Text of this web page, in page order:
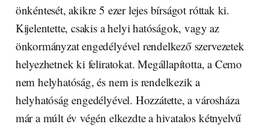
önkéntesét, akikre 5 ezer lejes bírságot róttak ki.
Kijelentette, csakis a helyi hatóságok, vagy az
önkormányzat engedélyével rendelkező szervezetek
helyezhetnek ki feliratokat. Megállapította, a Cemo
nem helyhatóság, és nem is rendelkezik a
helyhatóság engedélyével. Hozzátette, a városháza
már a múlt év végén elkezdte a hivatalos kétnyelvű